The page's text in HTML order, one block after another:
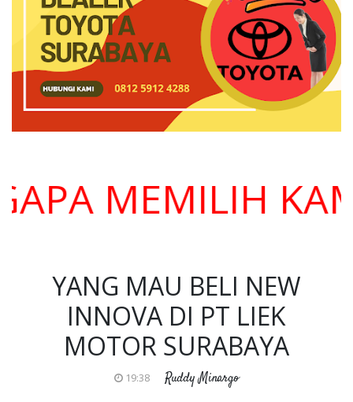
MEMILIH KAMI
YANG MAU BELI NEW
INNOVA DI PT LIEK
MOTOR SURABAYA
19:38 Ruddy Minargo